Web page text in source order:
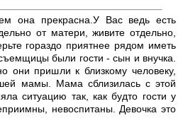
она прекрасна.У Вас ведь есть
от матери, живите отдельно,
гораздо приятнее рядом иметь
были гости - сын и внучка.
они пришли к близкому человеку,
мамы. Мама сблизилась с этой
ситуацию так, как будто гости у
невоспитаны. Девочка это